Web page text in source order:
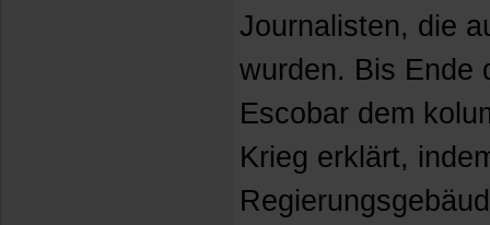
Journalisten, die
wurden. Bis Ende
Escobar dem
Krieg erklärt,